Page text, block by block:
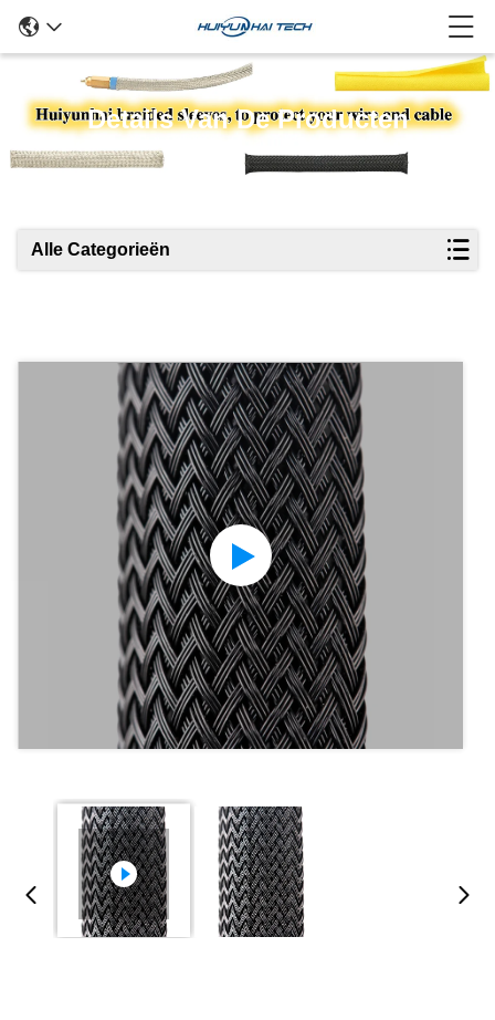
Details Van De Producten
Alle Categorieën